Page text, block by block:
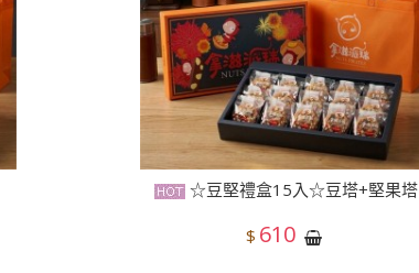
☆豆堅禮盒15入☆豆塔+堅果塔
$ 610